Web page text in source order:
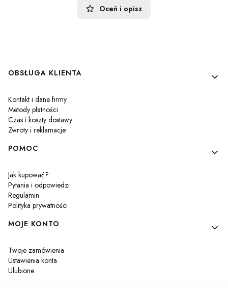
Oceń i opisz
Linki w stopce
OBSŁUGA KLIENTA
Kontakt i dane firmy
Metody płatności
Czas i koszty dostawy
Zwroty i reklamacje
POMOC
Jak kupować?
Pytania i odpowiedzi
Regulamin
Polityka prywatności
MOJE KONTO
Twoje zamówienia
Ustawienia konta
Ulubione